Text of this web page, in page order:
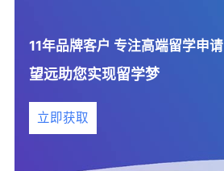
11年品牌客户 专注高端留学申请
望远助您实现留学梦
立即获取